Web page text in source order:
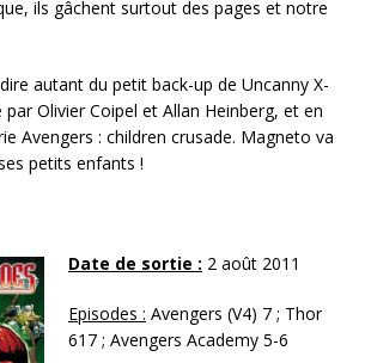
ils gâchent surtout des pages et notre
autant du petit back-up de Uncanny X-
Olivier Coipel et Allan Heinberg, et en
Avengers : children crusade. Magneto va
petits enfants !
Date de sortie : 2 août 2011
Episodes : Avengers (V4) 7 ; Thor
617 ; Avengers Academy 5-6